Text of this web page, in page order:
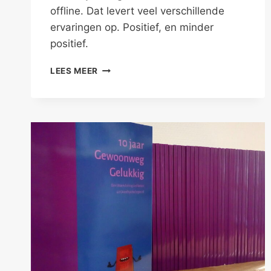
offline. Dat levert veel verschillende
ervaringen op. Positief, en minder
positief.
LEES MEER ONLINE